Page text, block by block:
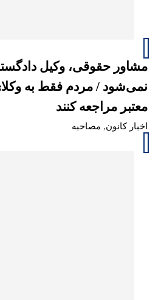
مشاور حقوقی، وکیل
نمی‌شود / مردم فقط به
معتبر مراجعه کنند
اخبار کانون, مصاحبه